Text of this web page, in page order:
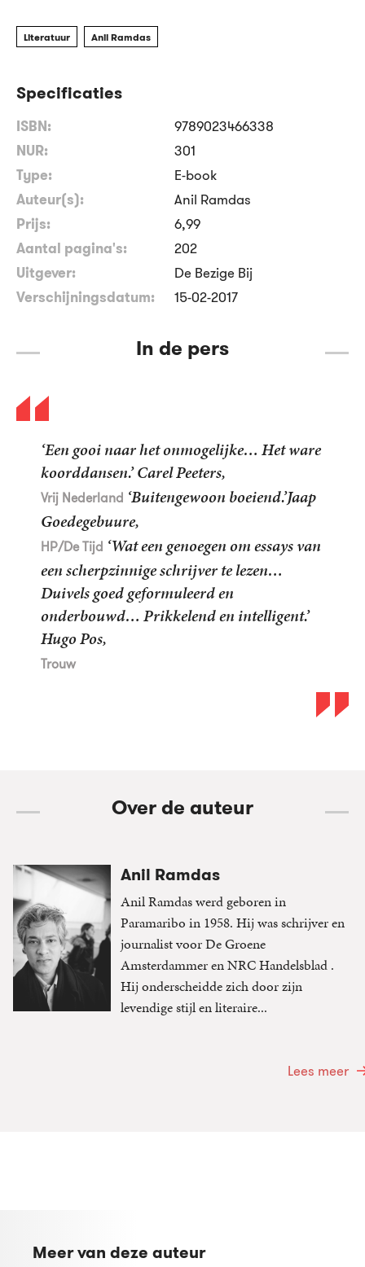
Literatuur Anil Ramdas
Specificaties
ISBN:
9789023466338
NUR:
301
Type:
E-book
Auteur(s):
Anil Ramdas
Prijs:
6,99
Aantal pagina's:
202
Uitgever:
De Bezige Bij
Verschijningsdatum:
15-02-2017
In de pers
‘Een gooi naar het onmogelijke… Het ware
koorddansen.’ Carel Peeters,
Vrij Nederland ‘Buitengewoon boeiend.’Jaap
Goedegebuure,
HP/De Tijd ‘Wat een genoegen om essays van
een scherpzinnige schrijver te lezen…
Duivels goed geformuleerd en
onderbouwd… Prikkelend en intelligent.’
Hugo Pos,
Trouw
Over de auteur
Anil Ramdas
Anil Ramdas werd geboren in
Paramaribo in 1958. Hij was schrijver en
journalist voor De Groene
Amsterdammer en NRC Handelsblad .
Hij onderscheidde zich door zijn
levendige stijl en literaire...
Lees meer
Meer van deze auteur